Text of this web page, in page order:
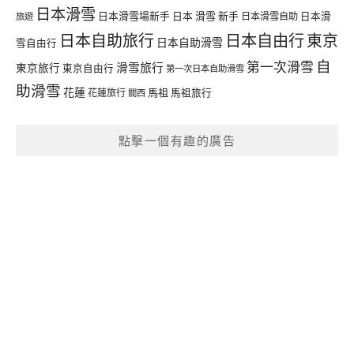
旅遊 日本滑雪 日本滑雪場新手 日本 滑雪 新手 日本滑雪自助 日本滑
雪自由行 日本自助旅行 日本自助滑雪 日本自由行東京
東京旅行 東京自由行 滑雪旅行 第一次日本自助滑雪 第一次滑雪 自
助滑雪 花蓮花蓮旅行 關西 馬祖 馬祖旅行
點擊一個有趣的廣告